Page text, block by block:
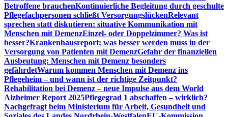
Betroffene brauchenKontinuierliche Begleitung durch geschulte
Pflegefachpersonen schließt VersorgungslückenRelevant
sprechen statt diskutieren: situative Kommunikation mit
Menschen mit DemenzEinzel- oder Doppelzimmer? Was ist
besser?Krankenhausreport: was besser werden muss in der
Versorgung von Patienten mit DemenzGefahr der finanziellen
Ausbeutung: Menschen mit Demenz besonders
gefährdetWarum kommen Menschen mit Demenz ins
Pflegeheim – und wann ist der richtige Zeitpunkt?
Rehabilitation bei Demenz – neue Impulse aus dem World
Alzheimer Report 2025Pflegegrad 1 abschaffen – wirklich?
Nachgefragt beim Ministerium für Arbeit, Gesundheit und